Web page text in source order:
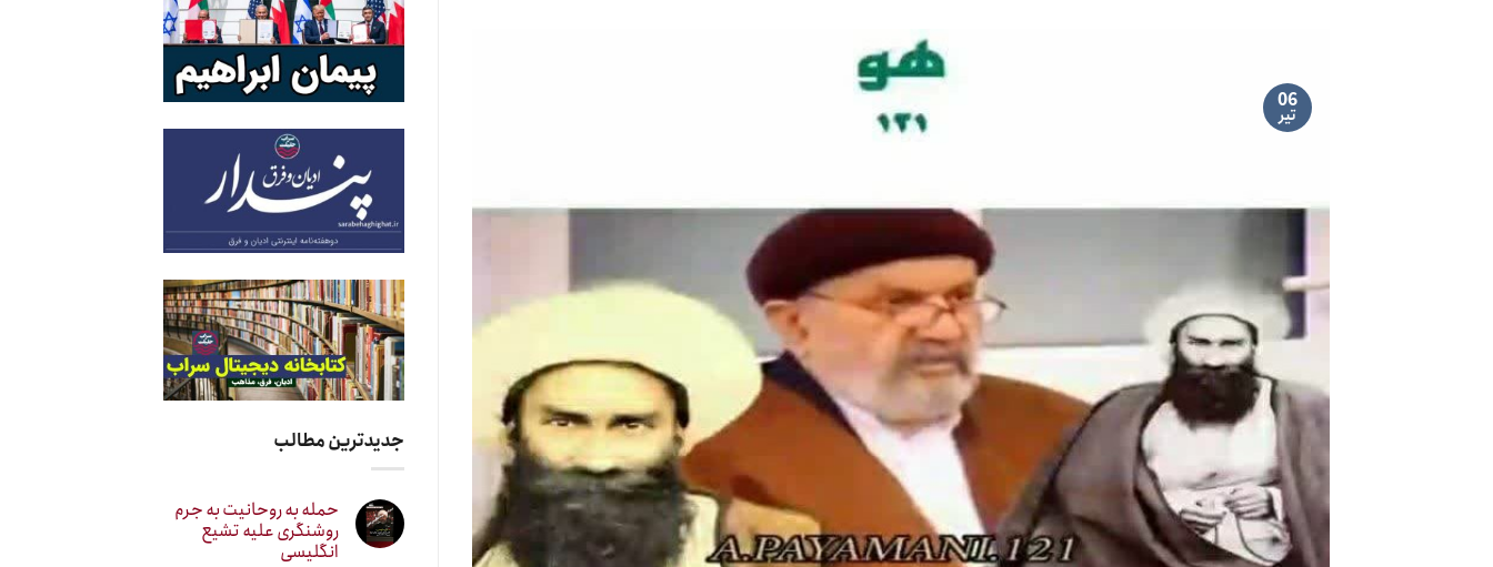
06
تیر
جدیدترین مطالب
حمله به روحانیت به جرم
روشنگری علیه تشیع
انگلیسی